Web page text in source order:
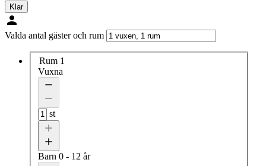
Klar
Valda antal gäster och rum
Rum 1
Vuxna
st
Barn 0 - 12 år